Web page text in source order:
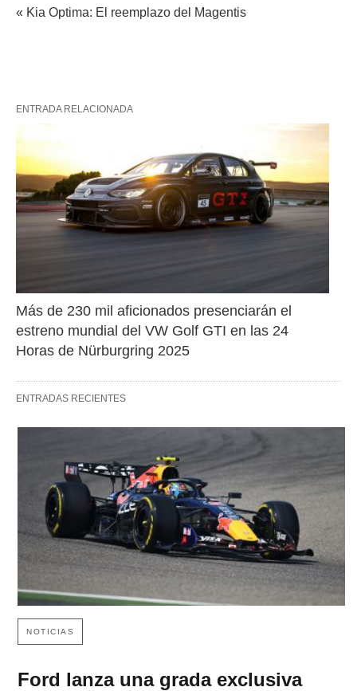
« Kia Optima: El reemplazo del Magentis
ENTRADA RELACIONADA
Más de 230 mil aficionados presenciarán el
estreno mundial del VW Golf GTI en las 24
Horas de Nürburgring 2025
ENTRADAS RECIENTES
NOTICIAS
Ford lanza una grada exclusiva